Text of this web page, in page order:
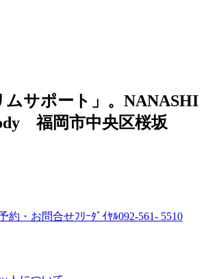
ムサポート」。NANASHI
福岡市中央区桜坂
約・お問合せﾌﾘｰﾀﾞｲﾔﾙ092-561- 5510